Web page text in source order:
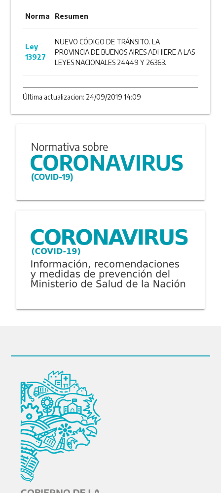
Norma Resumen
Ley
13927
NUEVO CÓDIGO DE TRÁNSITO. LA
PROVINCIA DE BUENOS AIRES ADHIERE A LAS
LEYES NACIONALES 24449 Y 26363.
Última actualizacion: 24/09/2019 14:09